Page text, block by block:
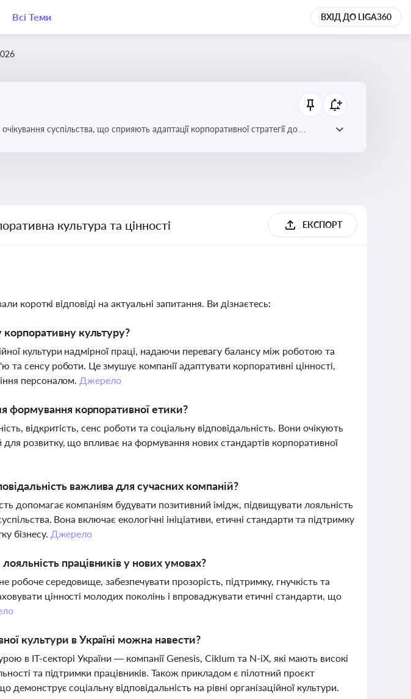
Всі Теми ВХІД ДО LIGA360
суспільства, що сприяють адаптації корпоративної стратегії до
культура та цінності ЕКСПОРТ
короткі відповіді на актуальні запитання. Ви дізнаєтесь:
культуру?
культури надмірної праці, надаючи перевагу балансу між роботою та
сенсу роботи. Це змушує компанії адаптувати корпоративні цінності,
персоналом. Джерело
формування корпоративної етики?
відкритість, сенс роботи та соціальну відповідальність. Вони очікують
розвитку, що впливає на формування нових стандартів корпоративної
важлива для сучасних компаній?
допомагає компаніям будувати позитивний імідж, підвищувати лояльність
Вона включає екологічні ініціативи, етичні стандарти та підтримку
бізнесу. Джерело
працівників у нових умовах?
робоче середовище, забезпечувати прозорість, підтримку, гнучкість та
цінності молодих поколінь і впроваджувати етичні стандарти, що
культури в Україні можна навести?
в IT-секторі України — компанії Genesis, Ciklum та N-iX, які мають високі
та підтримки працівників. Також прикладом є пілотний проєкт
соціальну відповідальність на рівні організаційної культури.